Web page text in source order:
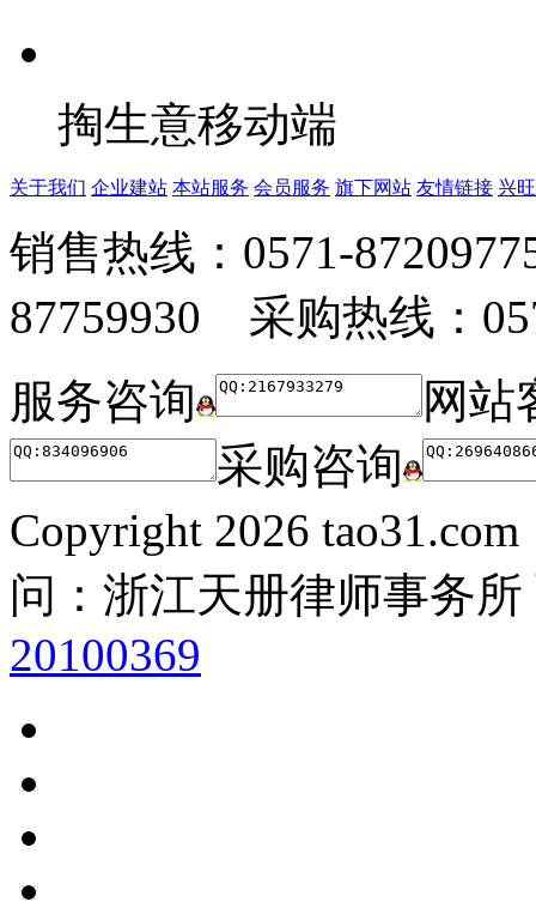
掏生意移动端
关于我们 企业建站 本站服务 会员服务 旗下网站 友情链接 兴
销售热线：0571-
87759930 采购热线：
服务咨询
网站
采购咨询
Copyright 2026
问：浙江天册律师事务
20100369